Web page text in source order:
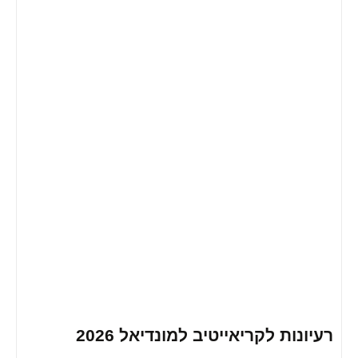
לקריאייטיב למונדיאל 2026